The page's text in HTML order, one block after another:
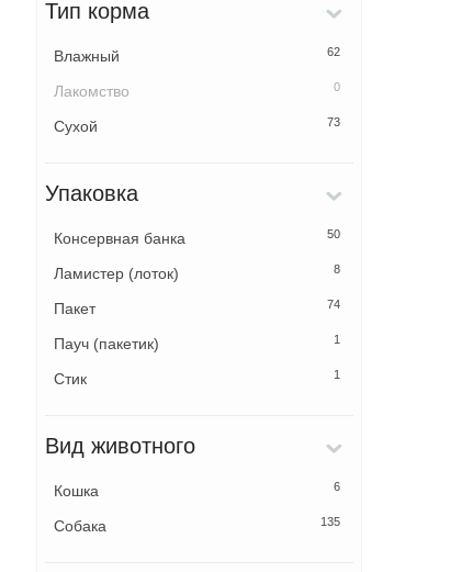
Тип корма
Влажный 62
Лакомство 0
Сухой 73
Упаковка
Консервная банка 50
Ламистер (лоток) 8
Пакет 74
Пауч (пакетик) 1
Стик 1
Вид животного
Кошка 6
Собака 135